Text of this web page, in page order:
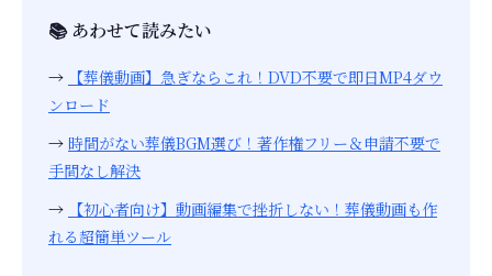
📚 あわせて読みたい
→
【葬儀動画】急ぎならこれ！DVD不要で即日MP4ダウ
ンロード
→ 時間がない葬儀BGM選び！著作権フリー＆申請不要で
手間なし解決
→
【初心者向け】動画編集で挫折しない！葬儀動画も作
れる超簡単ツール